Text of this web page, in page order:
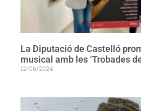
La Diputació de Castelló
musical amb les ‘Trobades
12/06/2024